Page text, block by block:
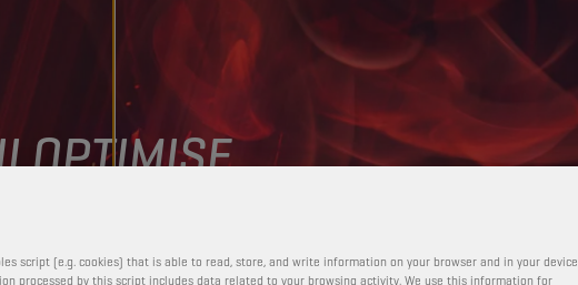
OPTIMISE
script (e.g. cookies) that is able to read, store, and write information on your browser and in your device.
processed by this script includes data related to your browsing activity. We use this information for